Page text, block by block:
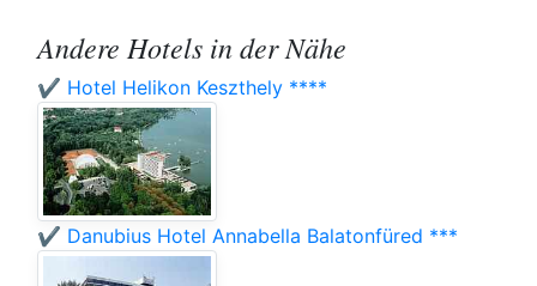
Andere Hotels in der Nähe
✔️ Hotel Helikon Keszthely ****
✔️ Danubius Hotel Annabella Balatonfüred ***